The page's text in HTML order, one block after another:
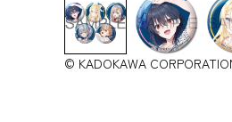
© KADOKAWA